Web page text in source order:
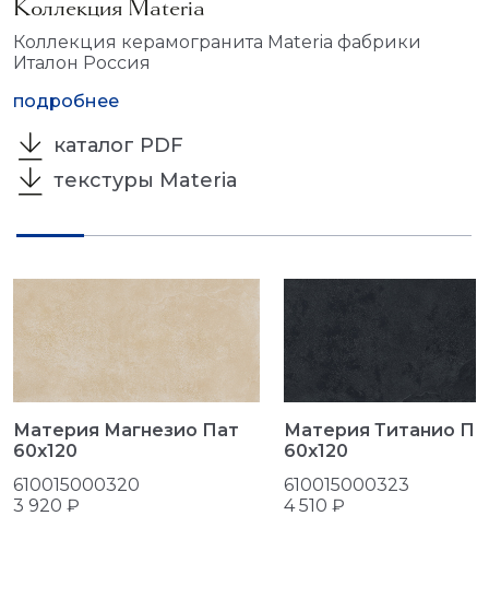
Коллекция Materia
Коллекция керамогранита Materia фабрики
Италон Россия
подробнее
каталог PDF
текстуры Materia
Материя Магнезио Пат
60x120
610015000320
3 920 ₽
Материя Титанио
60x120
610015000323
4 510 ₽